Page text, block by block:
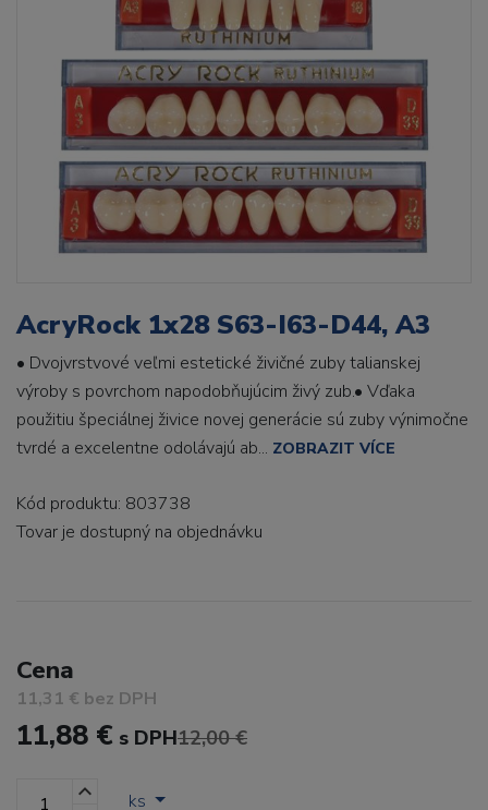
AcryRock 1x28 S63-I63-D44, A3
• Dvojvrstvové veľmi estetické živičné zuby talianskej
výroby s povrchom napodobňujúcim živý zub.• Vďaka
použitiu špeciálnej živice novej generácie sú zuby výnimočne
tvrdé a excelentne odolávajú ab... ZOBRAZIT VÍCE
Kód produktu: 803738
Tovar je dostupný na objednávku
Cena
11,31 € bez DPH
11,88 € s DPH12,00 €
ks